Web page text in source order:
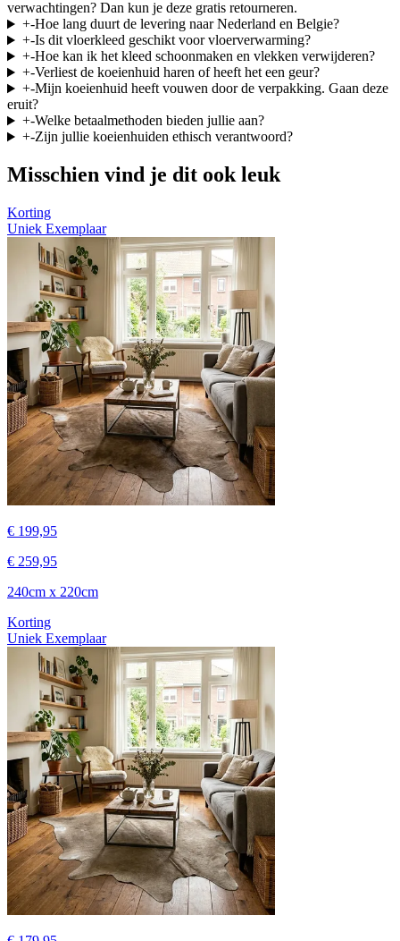
verwachtingen? Dan kun je deze gratis retourneren.
+-Hoe lang duurt de levering naar Nederland en Belgie?
+-Is dit vloerkleed geschikt voor vloerverwarming?
+-Hoe kan ik het kleed schoonmaken en vlekken verwijderen?
+-Verliest de koeienhuid haren of heeft het een geur?
+-Mijn koeienhuid heeft vouwen door de verpakking. Gaan deze
eruit?
+-Welke betaalmethoden bieden jullie aan?
+-Zijn jullie koeienhuiden ethisch verantwoord?
Misschien vind je dit ook leuk
Korting
Uniek Exemplaar
€ 199,95
€ 259,95
240cm x 220cm
Korting
Uniek Exemplaar